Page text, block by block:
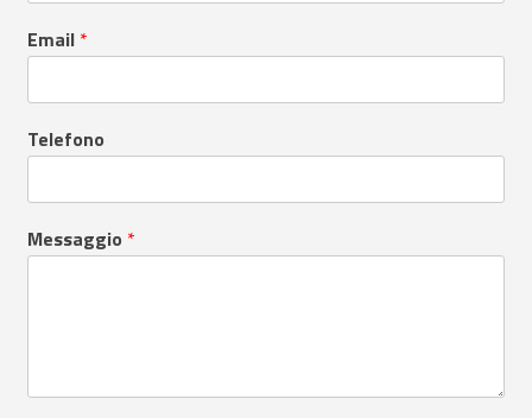
Email *
Telefono
Messaggio *